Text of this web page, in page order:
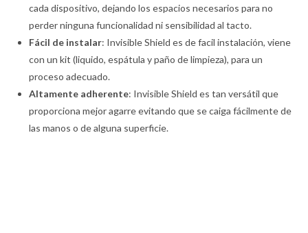
cada dispositivo, dejando los espacios necesarios para no
perder ninguna funcionalidad ni sensibilidad al tacto.
Fácil de instalar: Invisible Shield es de facil instalación, viene
con un kit (liquido, espátula y paño de limpieza), para un
proceso adecuado.
Altamente adherente: Invisible Shield es tan versátil que
proporciona mejor agarre evitando que se caiga fácilmente de
las manos o de alguna superficie.